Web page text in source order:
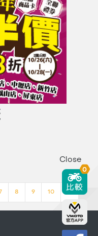
7 8 9 10 >>
Close
0